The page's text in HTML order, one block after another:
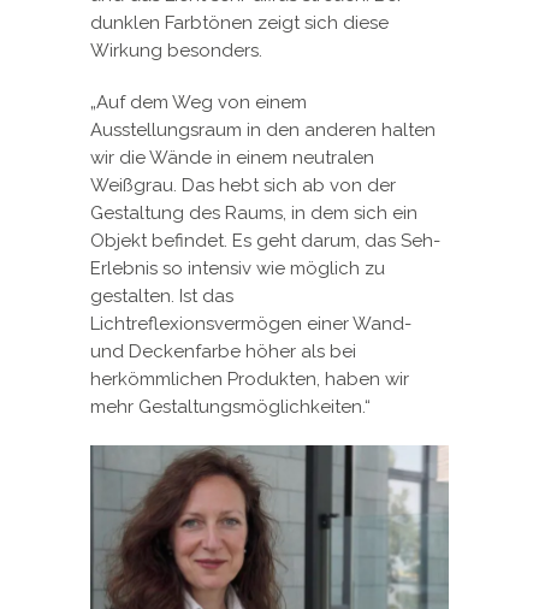
dunklen Farbtönen zeigt sich diese
Wirkung besonders.
„Auf dem Weg von einem
Ausstellungsraum in den anderen halten
wir die Wände in einem neutralen
Weißgrau. Das hebt sich ab von der
Gestaltung des Raums, in dem sich ein
Objekt befindet. Es geht darum, das Seh-
Erlebnis so intensiv wie möglich zu
gestalten. Ist das
Lichtreflexionsvermögen einer Wand-
und Deckenfarbe höher als bei
herkömmlichen Produkten, haben wir
mehr Gestaltungsmöglichkeiten.“